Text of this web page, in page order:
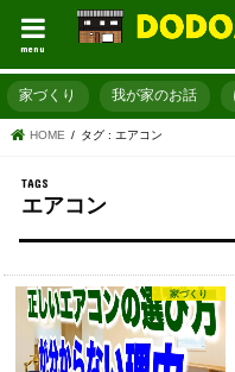
menu
家づくり 我が家のお話
HOME タグ : エアコン
エアコン
家づくり